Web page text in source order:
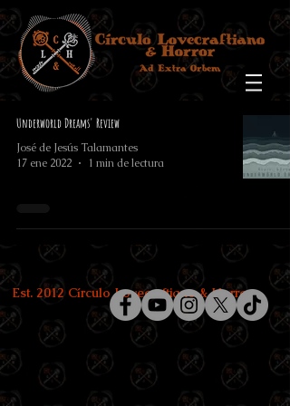
Underworld Dreams' Review
José de Jesús Talamantes
17 ene 2022
1 min de lectura
Est. 2012 Círculo Lovecraftiano & Horror